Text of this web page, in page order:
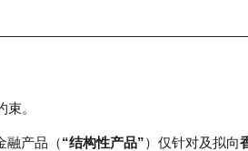
。
融产品（“结构性产品”）仅针对及拟向